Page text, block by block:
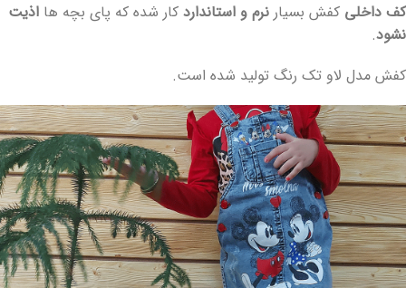
کف داخلی کفش بسیار نرم و استاندارد کار شده که پای بچه ها اذیت
نشود.
کفش مدل لاو تک رنگ تولید شده است.